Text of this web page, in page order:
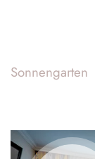
Sonnengarten